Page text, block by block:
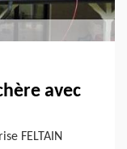
avec
FELTAIN